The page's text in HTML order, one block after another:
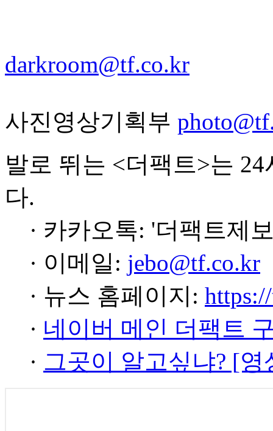
darkroom@tf.co.kr
사진영상기획부
발로 뛰는 <더팩트>는
다.
· 카카오톡: '더팩트제
· 이메일: jebo@tf.co.kr
· 뉴스 홈페이지:
· 네이버 메인 더팩트
· 그곳이 알고싶냐? [